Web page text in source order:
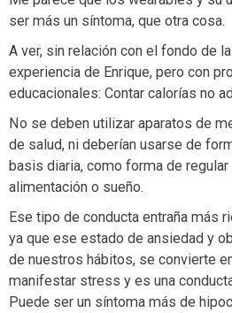
ser más un síntoma, que otra cosa.
A ver, sin relación con el fondo de
experiencia de Enrique, pero con
educacionales: Contar calorías no
No se deben utilizar aparatos de
de salud, ni deberían usarse de
basis diaria, como forma de
alimentación o sueño.
Ese tipo de conducta entraña más
ya que ese estado de ansiedad y
de nuestros hábitos, se convierte
manifestar stress y es una
Puede ser un síntoma más de